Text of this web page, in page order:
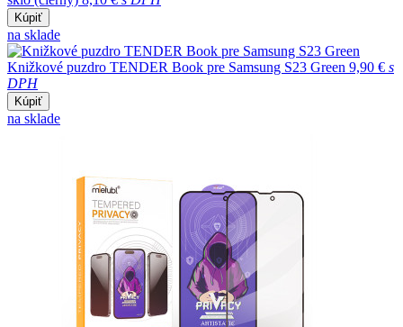
Kúpiť
na sklade
Knižkové puzdro TENDER Book pre Samsung S23 Green 9,90 € s
DPH
Kúpiť
na sklade